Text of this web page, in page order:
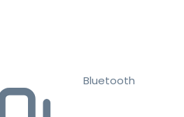
Bluetooth